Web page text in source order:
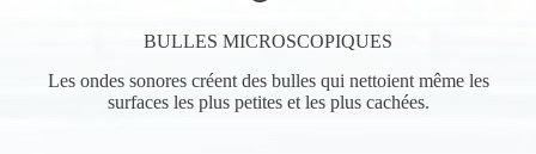
BULLES MICROSCOPIQUES
Les ondes sonores créent des bulles qui nettoient même les
surfaces les plus petites et les plus cachées.